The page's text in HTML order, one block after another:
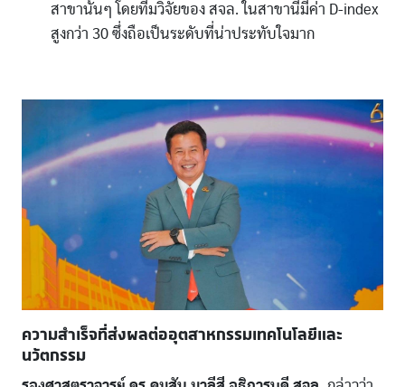
สาขานั้นๆ โดยทีมวิจัยของ สจล. ในสาขานี้มีค่า D-index
สูงกว่า 30 ซึ่งถือเป็นระดับที่น่าประทับใจมาก
ความสำเร็จที่ส่งผลต่ออุตสาหกรรมเทคโนโลยีและ
นวัตกรรม